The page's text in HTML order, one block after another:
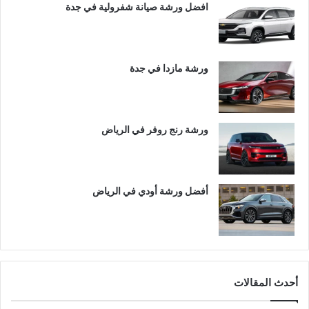
افضل ورشة صيانة شفرولية في جدة
ورشة مازدا في جدة
ورشة رنج روفر في الرياض
أفضل ورشة أودي في الرياض
أحدث المقالات